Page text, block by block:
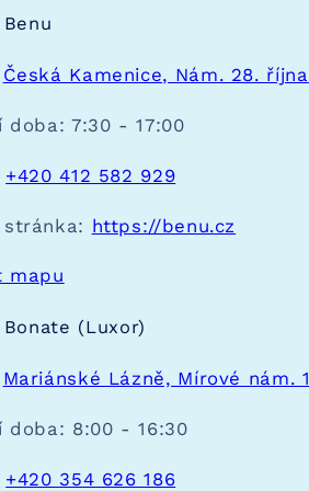
Česká Kamenice, Nám. 28. října
doba: 7:30 - 17:00
+420 412 582 929
stránka: https://benu.cz
mapu
(Luxor)
Mariánské Lázně, Mírové nám.
doba: 8:00 - 16:30
+420 354 626 186